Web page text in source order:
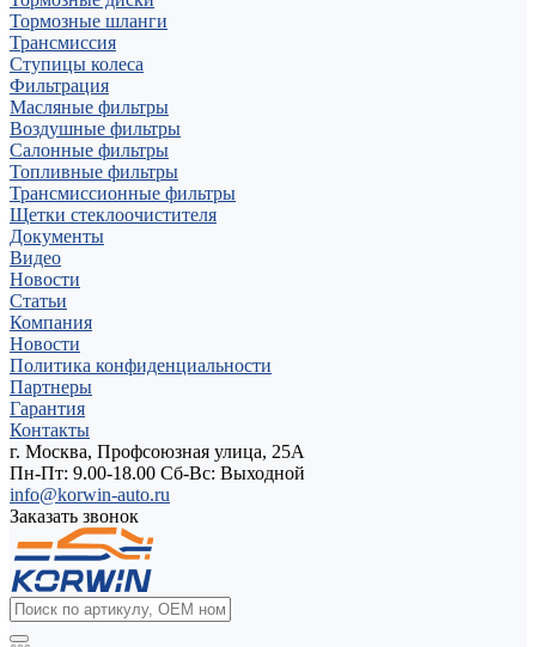
Тормозные шланги
Трансмиссия
Ступицы колеса
Фильтрация
Масляные фильтры
Воздушные фильтры
Салонные фильтры
Топливные фильтры
Трансмиссионные фильтры
Щетки стеклоочистителя
Документы
Видео
Новости
Статьи
Компания
Новости
Политика конфиденциальности
Партнеры
Гарантия
Контакты
г. Москва, Профсоюзная улица, 25А
Пн-Пт: 9.00-18.00 Cб-Вс: Выходной
info@korwin-auto.ru
Заказать звонок